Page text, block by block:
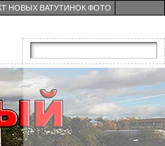
НОВЫХ ВАТУТИНОК ФОТО